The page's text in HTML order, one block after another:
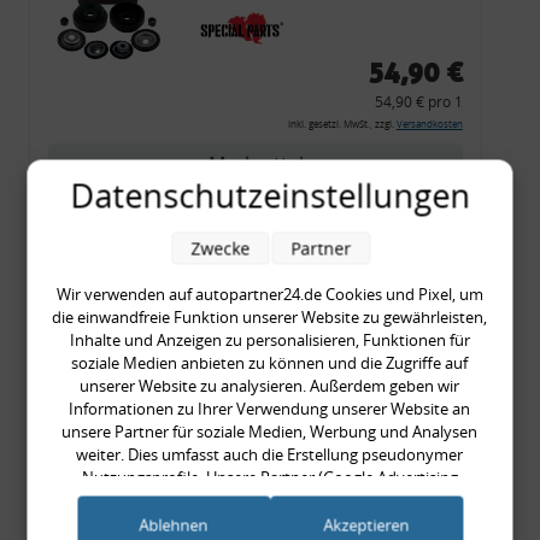
54,90 €
54,90 € pro 1
inkl. gesetzl. MwSt., zzgl. Versandkosten
Merkzettel
Zum Artikel
Rückleuchtenband mit
Blinker, rot, US-Ecken,
Audi 80 Cabrio, Typ 89,
OE-Nr.: 8G0945225 +
8G0945225C
999,99 €
999,99 € pro 1
Datenschutzeinstellungen
Wir verwenden auf autopartner24.de Cookies und Pixel, um
die einwandfreie Funktion unserer Website zu gewährleisten,
Inhalte und Anzeigen zu personalisieren, Funktionen für
soziale Medien anbieten zu können und die Zugriffe auf
unserer Website zu analysieren. Außerdem geben wir
Informationen zu Ihrer Verwendung unserer Website an
unsere Partner für soziale Medien, Werbung und Analysen
weiter. Dies umfasst auch die Erstellung pseudonymer
Nutzungsprofile. Unsere Partner (Google Advertising
Products) führen diese Informationen möglicherweise mit
weiteren Daten zusammen, die Sie ihnen bereitgestellt haben
Zwecke Partner
Ablehnen Akzeptieren